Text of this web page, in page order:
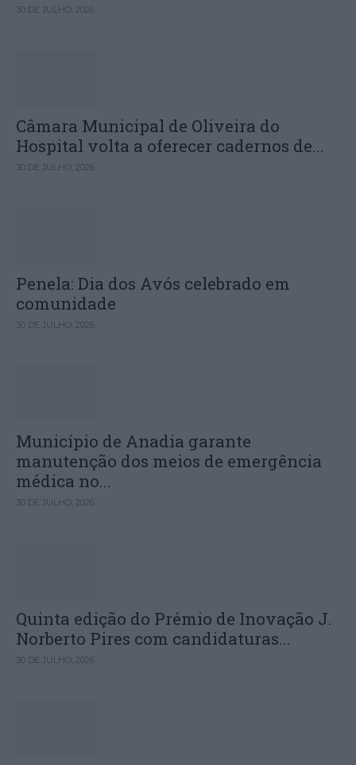
30 DE JULHO, 2026
Câmara Municipal de Oliveira do
Hospital volta a oferecer cadernos de...
30 DE JULHO, 2026
Penela: Dia dos Avós celebrado em
comunidade
30 DE JULHO, 2026
Município de Anadia garante
manutenção dos meios de emergência
médica no...
30 DE JULHO, 2026
Quinta edição do Prémio de Inovação J.
Norberto Pires com candidaturas...
30 DE JULHO, 2026